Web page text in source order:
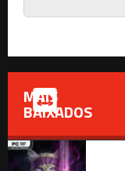
MAIS
BAIXADOS